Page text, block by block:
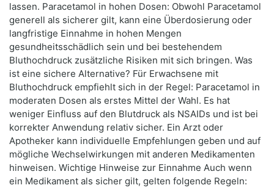
lassen. Paracetamol in hohen Dosen: Obwohl Paracetamol
generell als sicherer gilt, kann eine Überdosierung oder
langfristige Einnahme in hohen Mengen
gesundheitsschädlich sein und bei bestehendem
Bluthochdruck zusätzliche Risiken mit sich bringen. Was
ist eine sichere Alternative? Für Erwachsene mit
Bluthochdruck empfiehlt sich in der Regel: Paracetamol in
moderaten Dosen als erstes Mittel der Wahl. Es hat
weniger Einfluss auf den Blutdruck als NSAIDs und ist bei
korrekter Anwendung relativ sicher. Ein Arzt oder
Apotheker kann individuelle Empfehlungen geben und auf
mögliche Wechselwirkungen mit anderen Medikamenten
hinweisen. Wichtige Hinweise zur Einnahme Auch wenn
ein Medikament als sicher gilt, gelten folgende Regeln: